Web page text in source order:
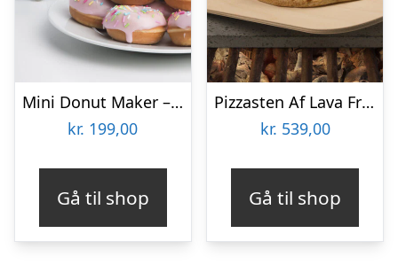
Mini Donut Maker – KitchPro
kr. 199,00
Gå til shop
Pizzasten Af Lava Fra Etna
kr. 539,00
Gå til shop